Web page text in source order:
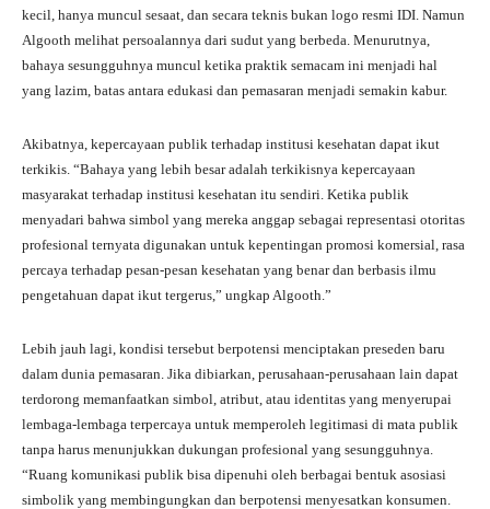
kecil, hanya muncul sesaat, dan secara teknis bukan logo resmi IDI. Namun
Algooth melihat persoalannya dari sudut yang berbeda. Menurutnya,
bahaya sesungguhnya muncul ketika praktik semacam ini menjadi hal
yang lazim, batas antara edukasi dan pemasaran menjadi semakin kabur.
Akibatnya, kepercayaan publik terhadap institusi kesehatan dapat ikut
terkikis. “Bahaya yang lebih besar adalah terkikisnya kepercayaan
masyarakat terhadap institusi kesehatan itu sendiri. Ketika publik
menyadari bahwa simbol yang mereka anggap sebagai representasi otoritas
profesional ternyata digunakan untuk kepentingan promosi komersial, rasa
percaya terhadap pesan-pesan kesehatan yang benar dan berbasis ilmu
pengetahuan dapat ikut tergerus,” ungkap Algooth.”
Lebih jauh lagi, kondisi tersebut berpotensi menciptakan preseden baru
dalam dunia pemasaran. Jika dibiarkan, perusahaan-perusahaan lain dapat
terdorong memanfaatkan simbol, atribut, atau identitas yang menyerupai
lembaga-lembaga terpercaya untuk memperoleh legitimasi di mata publik
tanpa harus menunjukkan dukungan profesional yang sesungguhnya.
“Ruang komunikasi publik bisa dipenuhi oleh berbagai bentuk asosiasi
simbolik yang membingungkan dan berpotensi menyesatkan konsumen.